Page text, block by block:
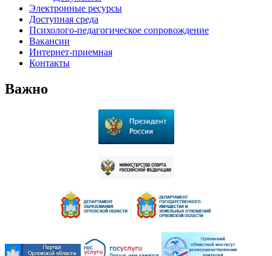
Электронные ресурсы
Доступная среда
Психолого-педагогическое сопровождение
Вакансии
Интернет-приемная
Контакты
Важно